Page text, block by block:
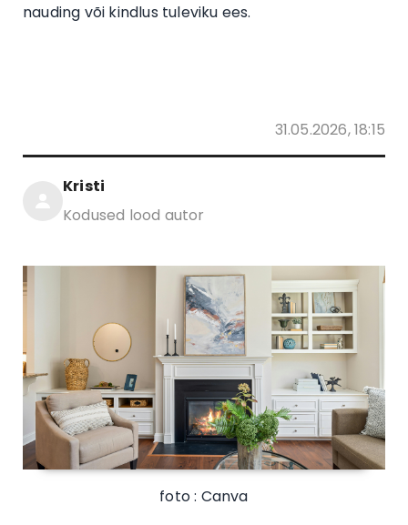
nauding või kindlus tuleviku ees.
31.05.2026, 18:15
Kristi
Kodused lood autor
foto : Canva